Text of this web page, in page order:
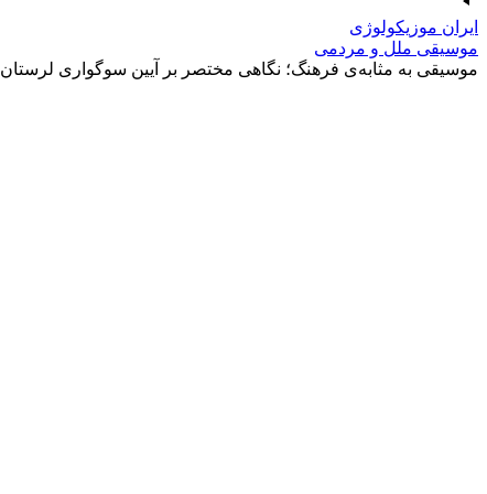
ایران موزیکولوژی
موسیقی ملل و مردمی
موسیقی به‌‌ مثابه‌ی فرهنگ؛ نگاهی مختصر بر آیین سوگواری لرستان